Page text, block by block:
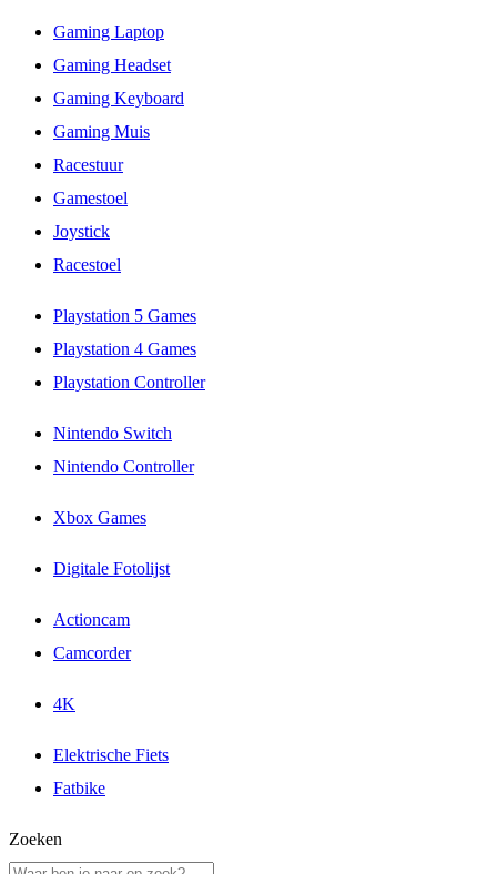
Gaming Laptop
Gaming Headset
Gaming Keyboard
Gaming Muis
Racestuur
Gamestoel
Joystick
Racestoel
Playstation 5 Games
Playstation 4 Games
Playstation Controller
Nintendo Switch
Nintendo Controller
Xbox Games
Digitale Fotolijst
Actioncam
Camcorder
4K
Elektrische Fiets
Fatbike
Zoeken